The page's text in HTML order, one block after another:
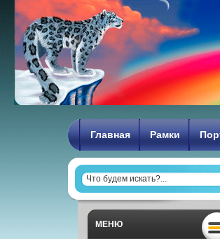
Главная Рамки
МЕНЮ